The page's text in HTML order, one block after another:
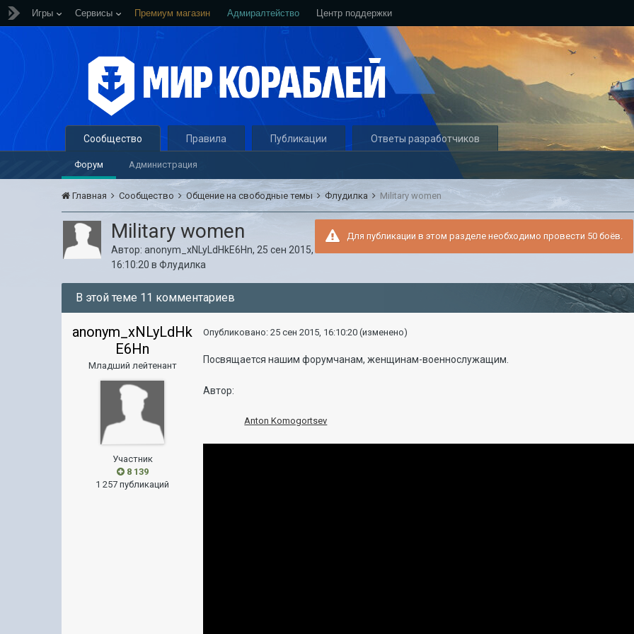
Игры Сервисы Премиум магазин Адмиралтейство Центр поддержки
Сообщество
Форум Администрация
Правила Публикации Ответы разработчиков
Главная Сообщество Общение на свободные темы Флудилка Military women
Для публикации в этом разделе необходимо провести 50 боёв.
Military women
Автор:anonym_xNLyLdHkE6Hn, 25 сен 2015,
16:10:20 вФлудилка
В этой теме 11 комментариев
anonym_xNLyLdHk
E6Hn
Младший лейтенант
Участник
8 139
1 257 публикаций
Опубликовано:25 сен 2015, 16:10:20 (изменено)
Посвящается нашим форумчанам, женщинам-военнослужащим.
Автор:
Anton Komogortsev